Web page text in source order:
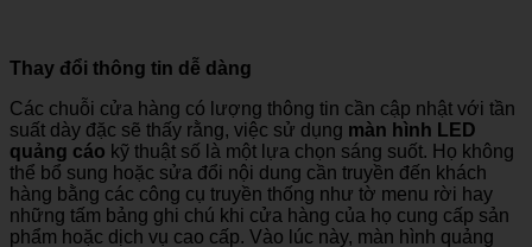
Thay đổi thông tin dễ dàng
Các chuỗi cửa hàng có lượng thông tin cần cập nhật với tần
suất dày đặc sẽ thấy rằng, việc sử dụng màn hình LED
quảng cáo kỹ thuật số là một lựa chọn sáng suốt. Họ không
thể bổ sung hoặc sửa đổi nội dung cần truyền đến khách
hàng bằng các công cụ truyền thống như tờ menu rời hay
những tấm bảng ghi chú khi cửa hàng của họ cung cấp sản
phẩm hoặc dịch vụ cao cấp. Vào lúc này, màn hình quảng